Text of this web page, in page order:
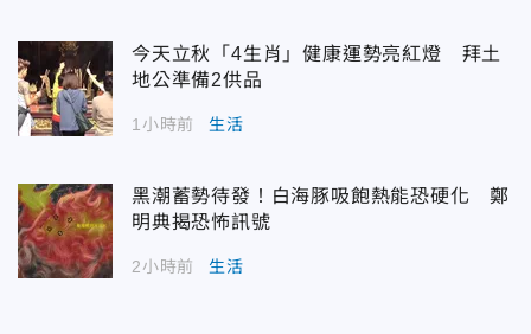
今天立秋「4生肖」健康運勢亮紅燈 拜土
地公準備2供品
1小時前 生活
黑潮蓄勢待發！白海豚吸飽熱能恐硬化 鄭
明典揭恐怖訊號
2小時前 生活